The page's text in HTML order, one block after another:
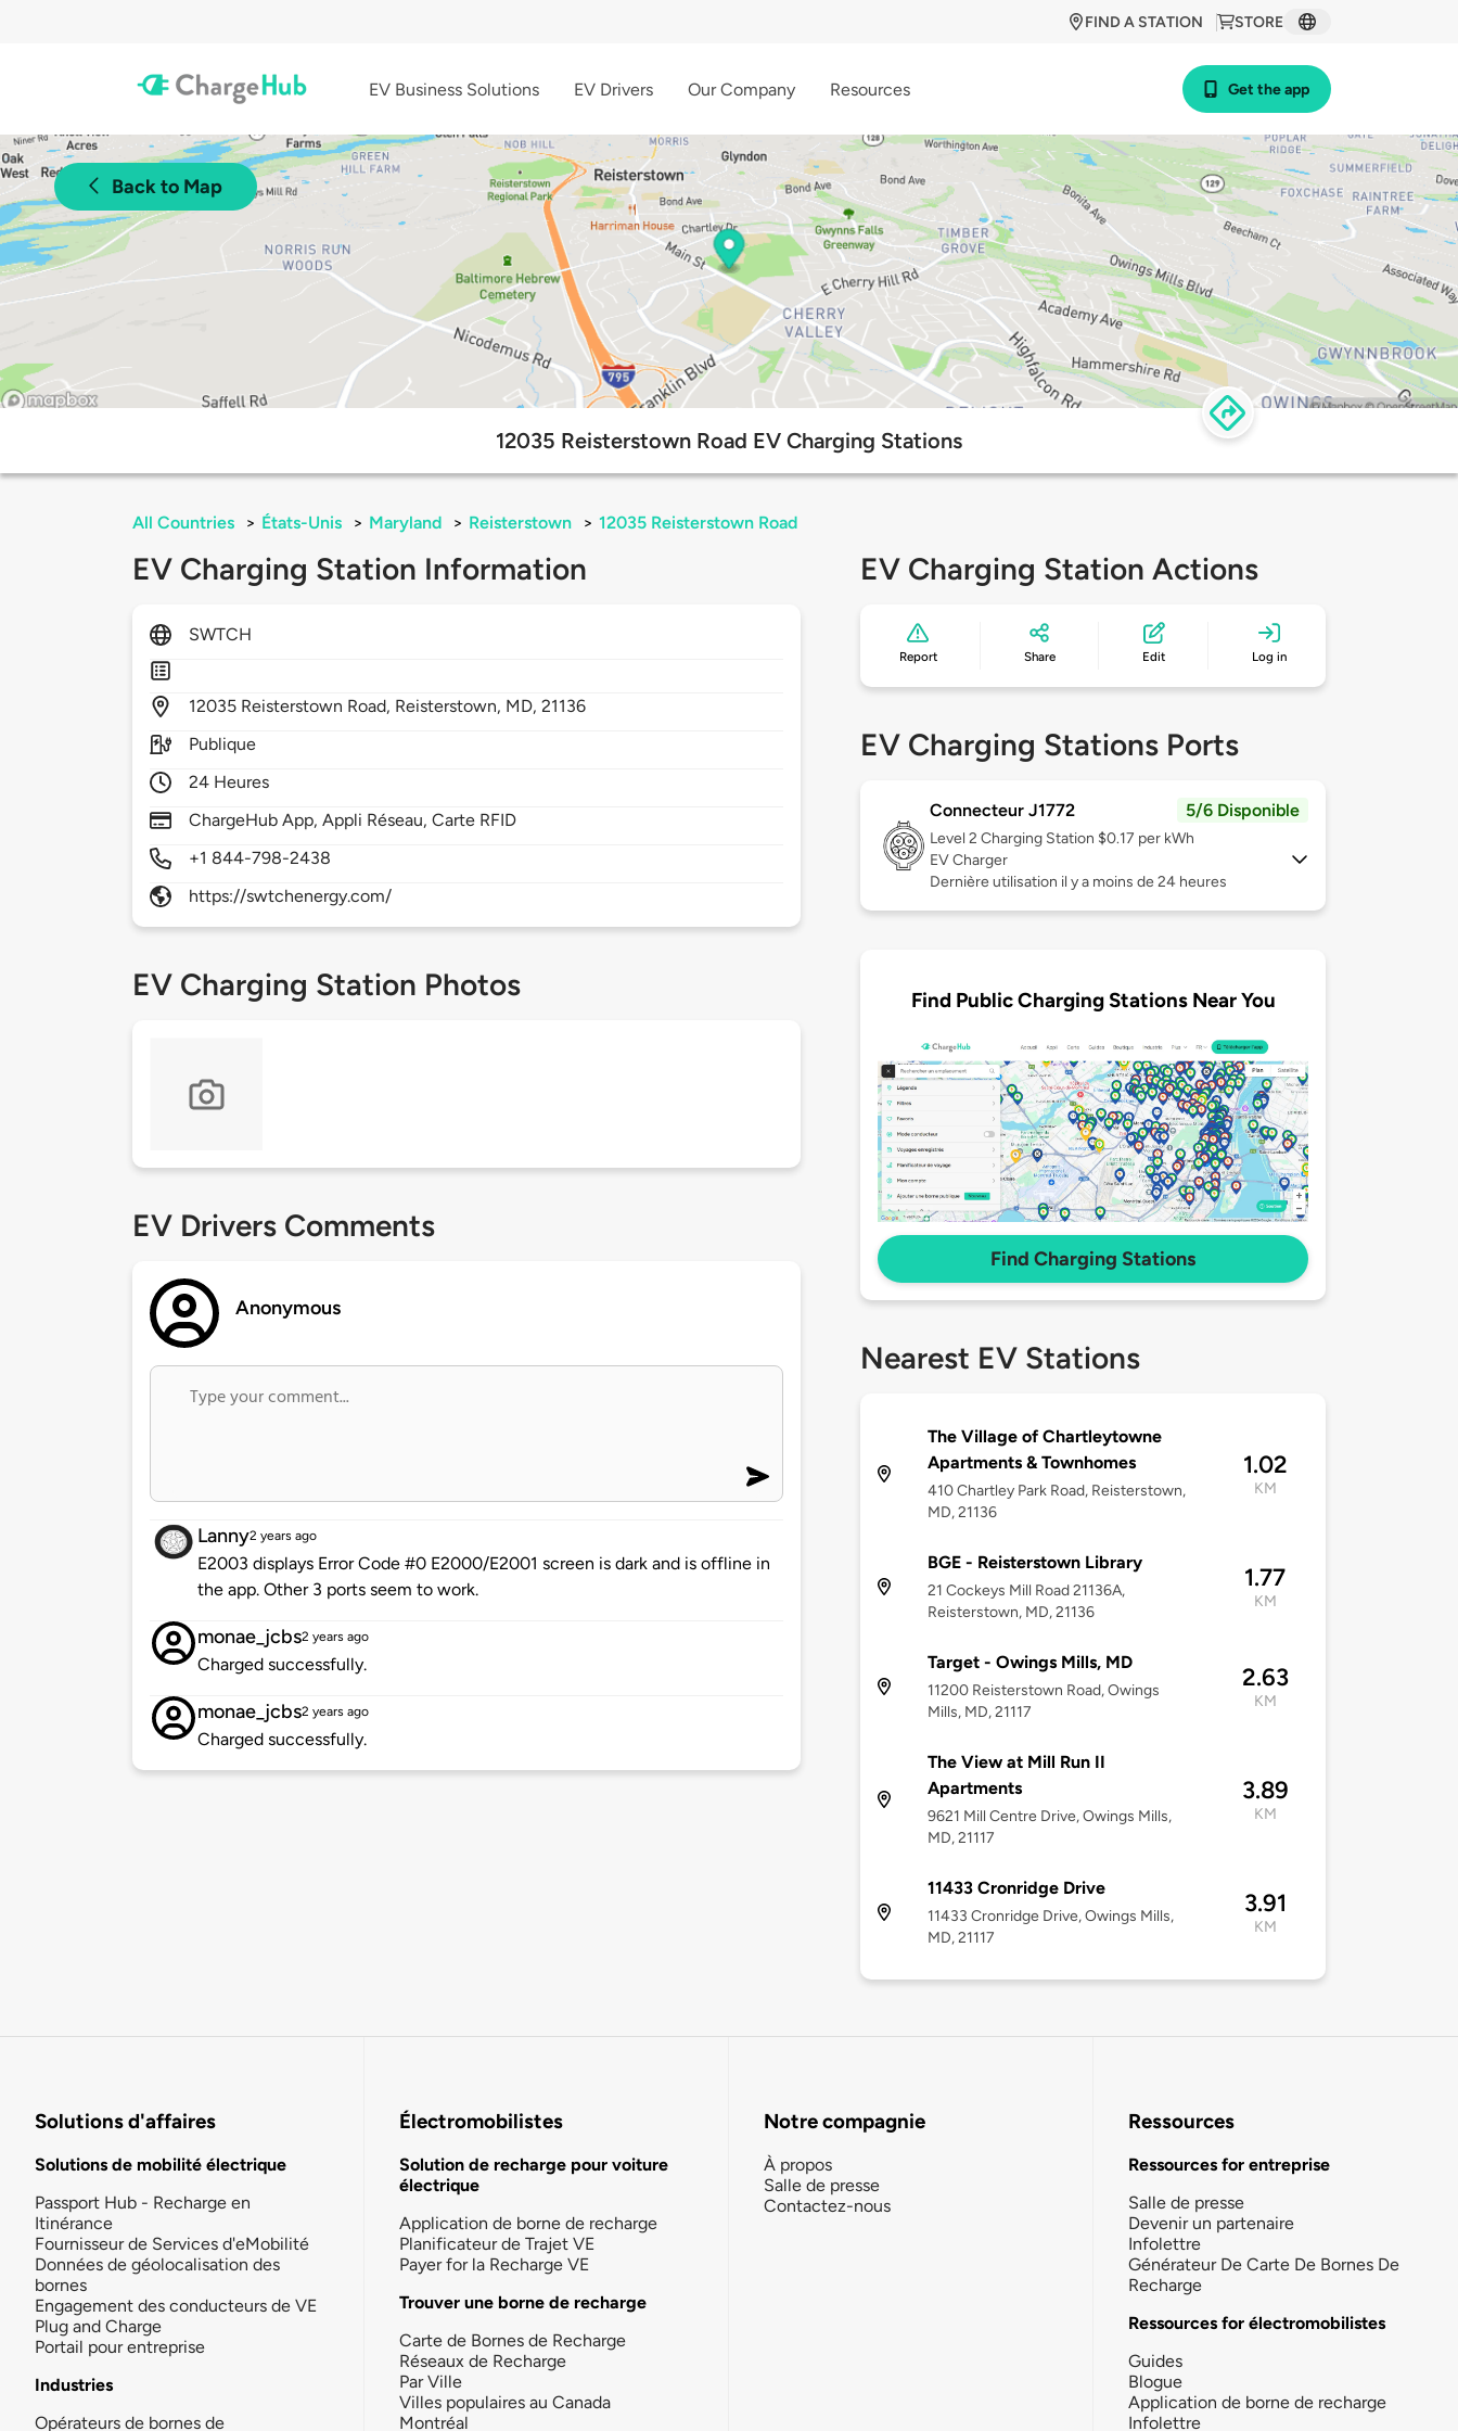
STORE
FIND A STATION
EV Business Solutions EV Drivers Our Company Resources Get the app
Back to Map
12035 Reisterstown Road EV Charging Stations
All Countries > États-Unis > Maryland > Reisterstown > 12035 Reisterstown Road
EV Charging Station Information
SWTCH
12035 Reisterstown Road, Reisterstown, MD,21136
Publique
24 Heures
ChargeHub App, Appli Réseau, Carte RFID
+1 844-798-2438
https://swtchenergy.com/
EV Charging Station Photos
EV Drivers Comments
Anonymous
Lanny2 years ago
E2003 displays Error Code #0 E2000/E2001 screen is dark and is offline in
the app. Other 3 ports seem to work.
monae_jcbs2 years ago
Charged successfully.
monae_jcbs2 years ago
Charged successfully.
EV Charging Station Actions
Report Share Edit Log in
EV Charging Stations Ports
Connecteur J1772 5/6 Disponible
Level 2 Charging Station $0.17 per kWh
EV Charger
Dernière utilisation il y a moins de 24 heures
Find Public Charging Stations Near You
Find Charging Stations
Nearest EV Stations
The Village of Chartleytowne
Apartments & Townhomes
410 Chartley Park Road, Reisterstown,
MD, 21136
1.02
KM
BGE - Reisterstown Library
21 Cockeys Mill Road 21136A,
Reisterstown, MD, 21136
1.77
KM
Target - Owings Mills, MD
11200 Reisterstown Road, Owings
Mills, MD, 21117
2.63
KM
The View at Mill Run II
Apartments
9621 Mill Centre Drive, Owings Mills,
MD, 21117
3.89
KM
11433 Cronridge Drive
11433 Cronridge Drive, Owings Mills,
MD, 21117
3.91
KM
Solutions d'affaires
Solutions de mobilité électrique
Passport Hub - Recharge en
Itinérance
Fournisseur de Services d'eMobilité
Données de géolocalisation des
bornes
Engagement des conducteurs de VE
Plug and Charge
Portail pour entreprise
Industries
Opérateurs de bornes de
Électromobilistes
Solution de recharge pour voiture
électrique
Application de borne de recharge
Planificateur de Trajet VE
Payer for la Recharge VE
Trouver une borne de recharge
Carte de Bornes de Recharge
Réseaux de Recharge
Par Ville
Villes populaires au Canada
Montréal
Notre compagnie
À propos
Salle de presse
Contactez-nous
Ressources
Ressources for entreprise
Salle de presse
Devenir un partenaire
Infolettre
Générateur De Carte De Bornes De
Recharge
Ressources for électromobilistes
Guides
Blogue
Application de borne de recharge
Infolettre